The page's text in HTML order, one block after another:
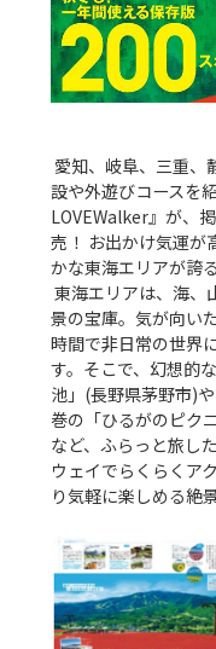
設や外遊びコースを
LOVEWalker』が、
売！ お出かけ気運が
かな東海エリアが誇
東海エリアは、海、山、湖、高原など自然が織り成す美
景の宝庫。気が向い
時間で非日常の世界
す。そこで、幻想的
池」(長野県茅野市)
巻の「ひるがのピク
など、ふらっと旅し
ウェイでらくらくア
り気軽に楽しめる絶